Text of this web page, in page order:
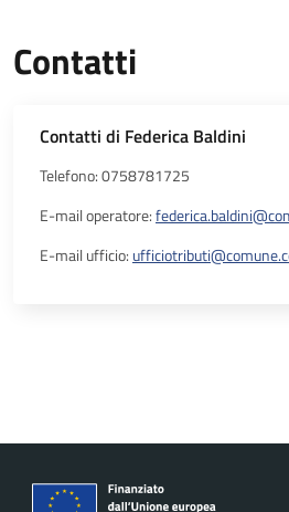
Contatti
Contatti di Federica Baldini
Telefono: 0758781725
E-mail operatore:
E-mail ufficio: